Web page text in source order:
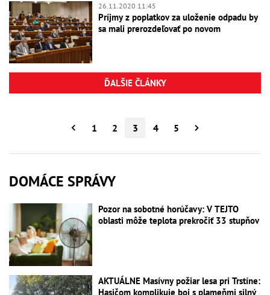
26.11.2020 11:45
Príjmy z poplatkov za uloženie odpadu by
sa mali prerozdeľovať po novom
ĎALŠIE ČLÁNKY
1 2 3 4 5
DOMÁCE SPRÁVY
Pozor na sobotné horúčavy: V TEJTO
oblasti môže teplota prekročiť 33 stupňov
AKTUÁLNE Masívny požiar lesa pri Trstíne:
Hasičom komplikuje boj s plameňmi silný